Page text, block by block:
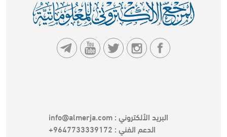
البريد الألكتروني : info@almerja.com
الدعم الفني : 9647733339172+